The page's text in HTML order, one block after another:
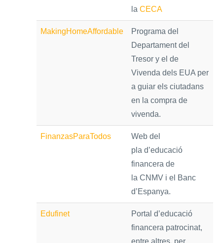
la CECA
MakingHomeAffordable
Programa del
Departament del
Tresor y el de
Vivenda dels EUA per
a guiar els ciutadans
en la compra de
vivenda.
FinanzasParaTodos
Web del
pla d’educació
financera de
la CNMV i el Banc
d’Espanya.
Edufinet
Portal d’educació
financera patrocinat,
entre altres, per